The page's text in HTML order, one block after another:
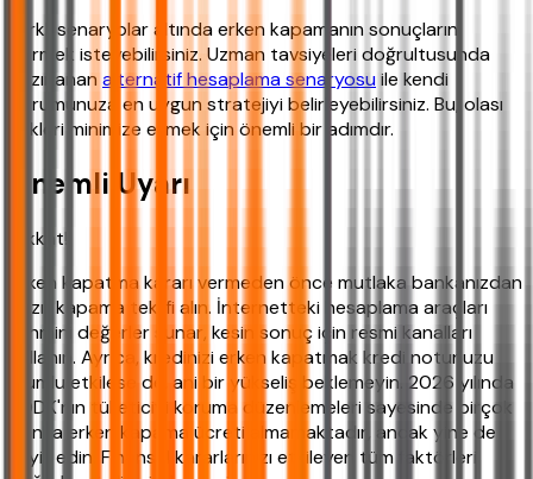
Farklı senaryolar altında erken kapamanın sonuçlarını
görmek isteyebilirsiniz. Uzman tavsiyeleri doğrultusunda
hazırlanan alternatif hesaplama senaryosuile kendi
durumunuza en uygun stratejiyi belirleyebilirsiniz. Bu, olası
riskleri minimize etmek için önemli bir adımdır.
Önemli Uyarı
Dikkat!
Erken kapatma kararı vermeden önce mutlaka bankanızdan
yazılı kapama teklifi alın. İnternetteki hesaplama araçları
tahmini değerler sunar, kesin sonuç için resmi kanalları
kullanın. Ayrıca, kredinizi erken kapatmak kredi notunuzu
olumlu etkilese de, ani bir yükseliş beklemeyin. 2026 yılında
BDDK'nın tüketiciyi koruma düzenlemeleri sayesinde birçok
banka erken kapama ücreti almamaktadır, ancak yine de
teyit edin. Finansal kararlarınızı etkileyen tüm faktörleri